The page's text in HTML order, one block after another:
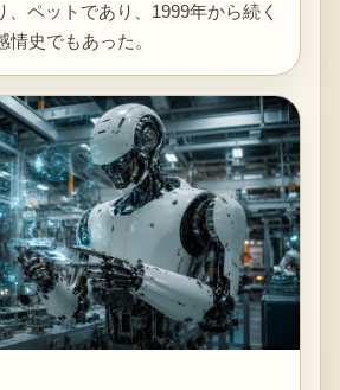
、ペットであり、1999年から続く
情史でもあった。